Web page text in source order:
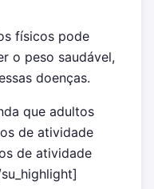
físicos pode
o peso saudável,
doenças.
que adultos
de atividade
de atividade